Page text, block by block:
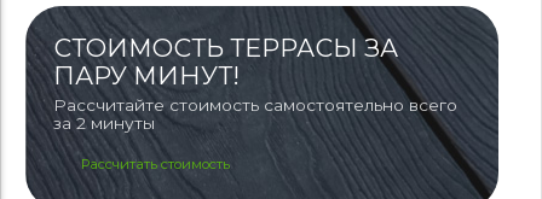
СТОИМОСТЬ ТЕРРАСЫ ЗА
ПАРУ МИНУТ!
Рассчитайте стоимость самостоятельно всего
за 2 минуты
Рассчитать стоимость